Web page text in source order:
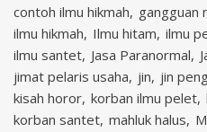
contoh ilmu hikmah gangguan
ilmu hikmah Ilmu hitam ilmu
ilmu santet Jasa Paranormal
jimat pelaris usaha jin jin
kisah horor korban ilmu pelet
korban santet mahluk halus